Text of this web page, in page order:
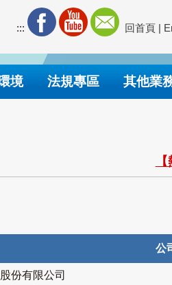
::: 回首頁 |
境 法規專區 其他業
公
份有限公司